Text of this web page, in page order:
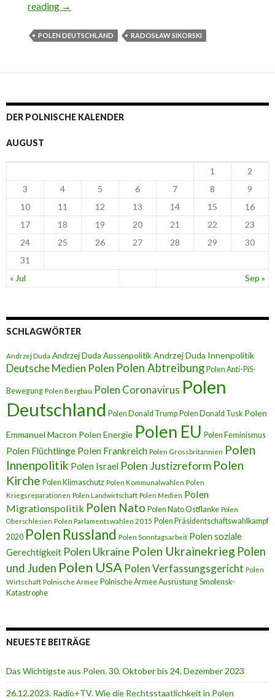
reading „Willkommen in Warschau, Herr Sikorski“
→
POLEN DEUTSCHLAND RADOSŁAW SIKORSKI
DER POLNISCHE KALENDER
AUGUST
« Jul Sep »
1
2
3
4 5 6 7 8
9
10
11 12 13 14 15
16
17
18 19 20 21 22
23
24
25 26 27 28 29
30
31
SCHLAGWÖRTER
Andrzej Duda Andrzej Duda AussenpolitikAndrzej Duda Innenpolitik
Deutsche Medien Polen Polen Abtreibung Polen Anti-PiS-
Bewegung Polen Bergbau Polen Coronavirus Polen
Deutschland Polen Donald Trump Polen Donald Tusk Polen
Emmanuel Macron Polen Energie Polen EU Polen Feminismus
Polen Flüchtlinge Polen Frankreich Polen Grossbritannien Polen
Innenpolitik Polen Israel Polen Justizreform Polen
Kirche Polen Klimaschutz Polen Kommunalwahlen Polen
Kriegsreparationen Polen Landwirtschaft Polen Medien Polen
Migrationspolitik Polen Nato Polen Nato Ostflanke Polen
Oberschlesien Polen Parlamentswahlen 2015 Polen Präsidentschaftswahlkampf
2020 Polen Russland Polen Sonntagsarbeit Polen soziale
Gerechtigkeit Polen Ukraine Polen Ukrainekrieg Polen
und Juden Polen USA Polen Verfassungsgericht Polen
Wirtschaft Polnische Armee Polnische Armee Ausrüstung Smolensk-
Katastrophe
NEUESTE BEITRÄGE
Das Wichtigste aus Polen. 30. Oktober bis 24. Dezember 2023
26.12.2023. Radio+TV. Wie die Rechtsstaatlichkeit in Polen